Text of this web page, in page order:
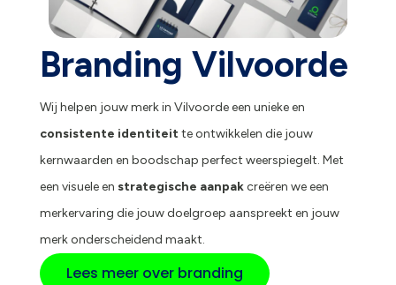
Branding Vilvoorde
Wij helpen jouw merk in Vilvoorde een unieke en
consistente identiteitte ontwikkelen die jouw
kernwaarden en boodschap perfect weerspiegelt. Met
een visuele en strategische aanpakcreëren we een
merkervaring die jouw doelgroep aanspreekt en jouw
merk onderscheidend maakt.
Lees meer over branding